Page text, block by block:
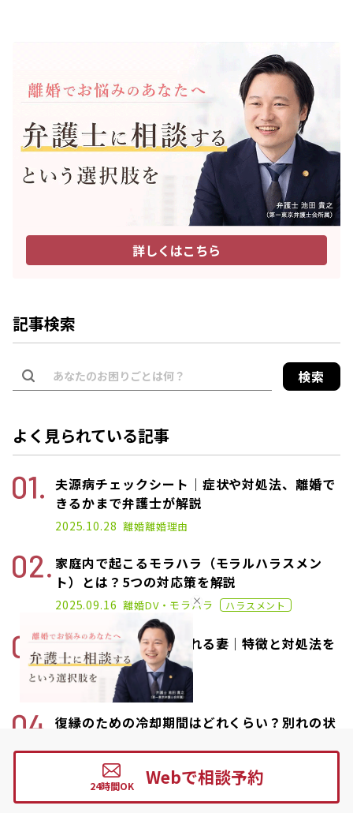
Webで相談予約
詳しくはこちら
記事検索
検索
よく見られている記事
夫源病チェックシート｜症状や対処法、離婚で
きるかまで弁護士が解説
2025.01.17
2025.10.28 離婚離婚理由
家庭内で起こるモラハラ（モラルハラスメン
ト）とは？5つの対応策を解説
2020.11.02
2025.09.16 離婚DV・モラハラ ハラスメント
夫から離婚を切り出される妻｜特徴と対処法を
弁護士が解説
2025.04.17
2026.04.18 離婚 離婚理由
復縁のための冷却期間はどれくらい？別れの状
2025.04.17
離婚後の引越し先を知られたくない！知ってお